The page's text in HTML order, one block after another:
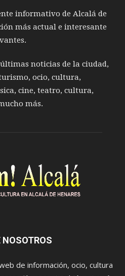
informativo de Alcalá de
más actual e interesante
noticias de la ciudad,
ocio, cultura,
cine, teatro, cultura,
más.
NOSOTROS
de información, ocio, cultura